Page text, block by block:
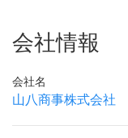
会社情報
会社名
山八商事株式会社